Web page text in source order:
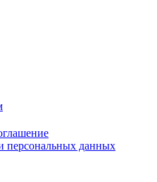
персональных данных